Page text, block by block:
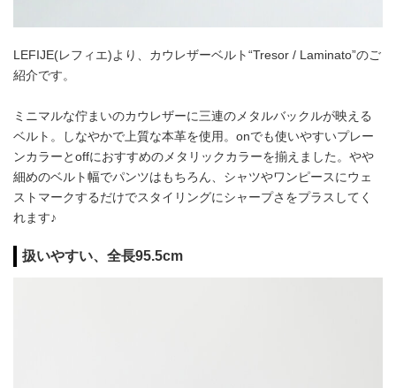
LEFIJE(レフィエ)より、カウレザーベルト“Tresor / Laminato”のご
紹介です。
ミニマルな佇まいのカウレザーに三連のメタルバックルが映える
ベルト。しなやかで上質な本革を使用。onでも使いやすいプレー
ンカラーとoffにおすすめのメタリックカラーを揃えました。やや
細めのベルト幅でパンツはもちろん、シャツやワンピースにウェ
ストマークするだけでスタイリングにシャープさをプラスしてく
れます♪
扱いやすい、全長95.5cm